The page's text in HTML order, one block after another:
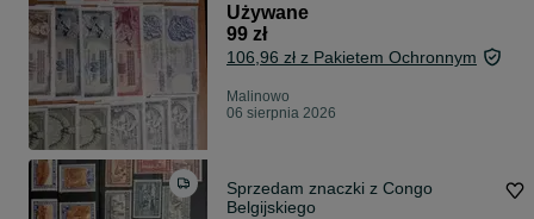
Używane
99 zł
106,96 zł z Pakietem Ochronnym
Malinowo
06 sierpnia 2026
Sprzedam znaczki z Congo
Belgijskiego